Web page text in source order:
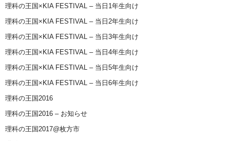
理科の王国×KIA FESTIVAL – 当日1年生向け
理科の王国×KIA FESTIVAL – 当日2年生向け
理科の王国×KIA FESTIVAL – 当日3年生向け
理科の王国×KIA FESTIVAL – 当日4年生向け
理科の王国×KIA FESTIVAL – 当日5年生向け
理科の王国×KIA FESTIVAL – 当日6年生向け
理科の王国2016
理科の王国2016 – お知らせ
理科の王国2017@枚方市